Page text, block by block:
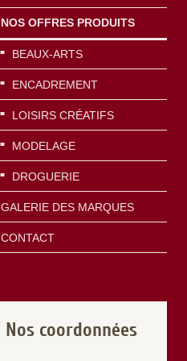
NOS OFFRES PRODUITS
BEAUX-ARTS
ENCADREMENT
LOISIRS CRÉATIFS
MODELAGE
DROGUERIE
GALERIE DES MARQUES
CONTACT
Nos coordonnées